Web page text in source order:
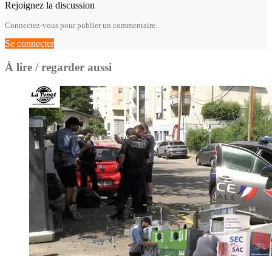
Rejoignez la discussion
Connectez-vous pour publier un commentaire.
Se connecter
À lire / regarder aussi